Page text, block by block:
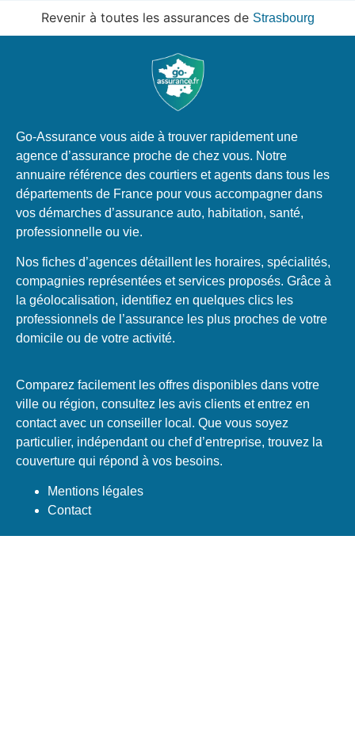
Revenir à toutes les assurances de Strasbourg
Go-Assurance vous aide à trouver rapidement une
agence d’assurance proche de chez vous. Notre
annuaire référence des courtiers et agents dans tous les
départements de France pour vous accompagner dans
vos démarches d’assurance auto, habitation, santé,
professionnelle ou vie.
Nos fiches d’agences détaillent les horaires, spécialités,
compagnies représentées et services proposés. Grâce à
la géolocalisation, identifiez en quelques clics les
professionnels de l’assurance les plus proches de votre
domicile ou de votre activité.
Comparez facilement les offres disponibles dans votre
ville ou région, consultez les avis clients et entrez en
contact avec un conseiller local. Que vous soyez
particulier, indépendant ou chef d’entreprise, trouvez la
couverture qui répond à vos besoins.
Mentions légales
Contact